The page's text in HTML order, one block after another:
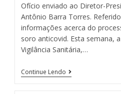
Ofício enviado ao Diretor-
Antônio Barra Torres.
informações acerca do
soro anticovid. Esta semana,
Vigilância Sanitária,…
Continue Lendo